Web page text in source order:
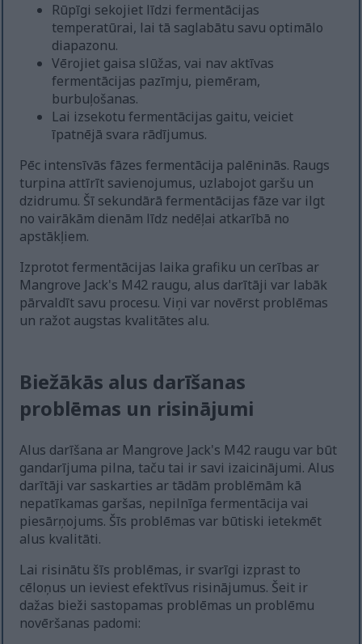
Rūpīgi sekojiet līdzi fermentācijas
temperatūrai, lai tā saglabātu savu optimālo
diapazonu.
Vērojiet gaisa slūžas, vai nav aktīvas
fermentācijas pazīmju, piemēram,
burbuļošanas.
Lai izsekotu fermentācijas gaitu, veiciet
īpatnējā svara rādījumus.
Pēc intensīvās fāzes fermentācija palēninās. Raugs
turpina attīrīt savienojumus, uzlabojot garšu un
dzidrumu. Šī sekundārā fermentācijas fāze var ilgt
no vairākām dienām līdz nedēļai atkarībā no
apstākļiem.
Izprotot fermentācijas laika grafiku un cerības ar
Mangrove Jack's M42 raugu, alus darītāji var labāk
pārvaldīt savu procesu. Viņi var novērst problēmas
un ražot augstas kvalitātes alu.
Biežākās alus darīšanas
problēmas un risinājumi
Alus darīšana ar Mangrove Jack's M42 raugu var būt
gandarījuma pilna, taču tai ir savi izaicinājumi. Alus
darītāji var saskarties ar tādām problēmām kā
nepatīkamas garšas, nepilnīga fermentācija vai
piesārņojums. Šīs problēmas var būtiski ietekmēt
alus kvalitāti.
Lai risinātu šīs problēmas, ir svarīgi izprast to
cēloņus un ieviest efektīvus risinājumus. Šeit ir
dažas bieži sastopamas problēmas un problēmu
novēršanas padomi: